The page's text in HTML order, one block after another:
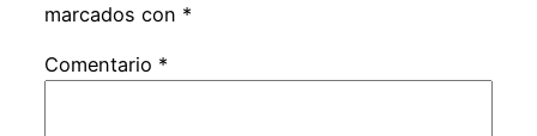
marcados con *
Comentario *